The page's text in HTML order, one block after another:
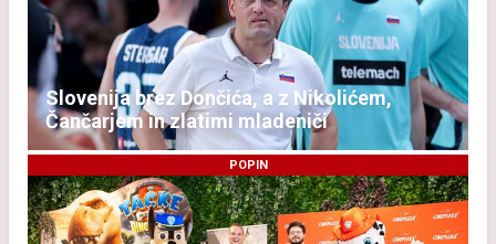
Slovenija brez Dončića, a z Nikolićem,
Čančarjem in zlatimi mladeniči
POPIN